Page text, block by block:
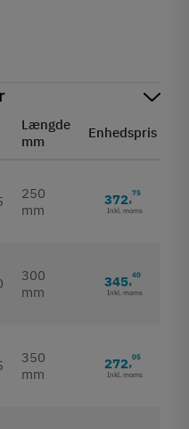
Længde
mm
Enhedspris
250
mm
372,75
Inkl. moms
300
mm
345,40
Inkl. moms
350
mm
272,05
Inkl. moms